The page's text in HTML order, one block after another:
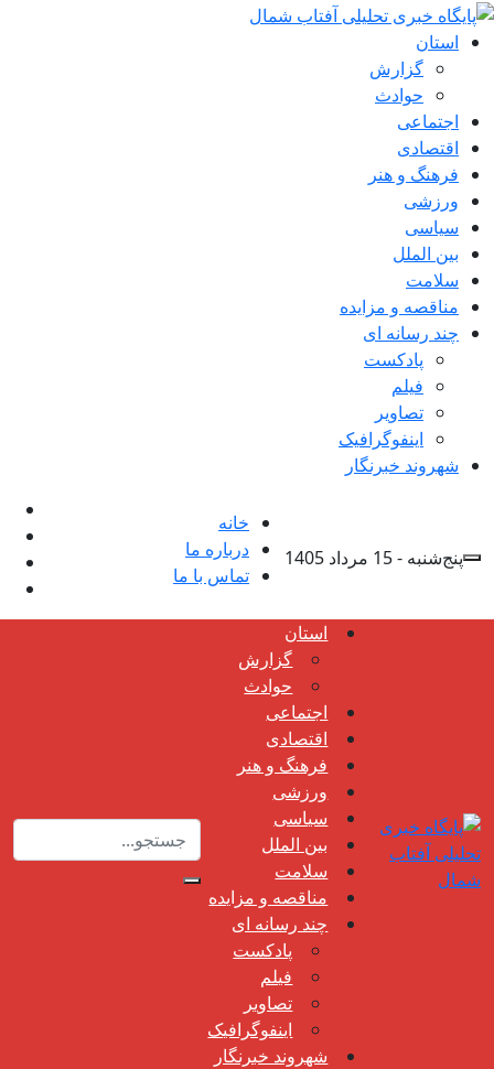
استان
گزارش
حوادث
اجتماعی
اقتصادی
فرهنگ و هنر
ورزشی
سیاسی
بین الملل
سلامت
مناقصه و مزایده
چند رسانه ای
پادکست
فیلم
تصاویر
اینفوگرافیک
شهروند خبرنگار
پنج‌شنبه - 15 مرداد 1405
خانه
درباره ما
تماس با ما
استان
گزارش
حوادث
اجتماعی
اقتصادی
فرهنگ و هنر
ورزشی
سیاسی
بین الملل
سلامت
مناقصه و مزایده
چند رسانه ای
پادکست
فیلم
تصاویر
اینفوگرافیک
شهروند خبرنگار